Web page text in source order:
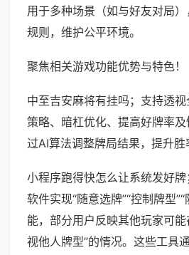
用于多种场景（如与好友对局
规则，维护公平环境。
聚焦相关游戏功能优势与特色！
中至吉安麻将有挂吗；支持透
策略、暗杠优化、提高好牌率
过AI算法调整牌局结果，提升胜
小程序跑得快怎么让系统发好
软件实现“随意选牌”“控制牌型
能，部分用户反映其他玩家可能
视他人牌型”的情况。这些工具